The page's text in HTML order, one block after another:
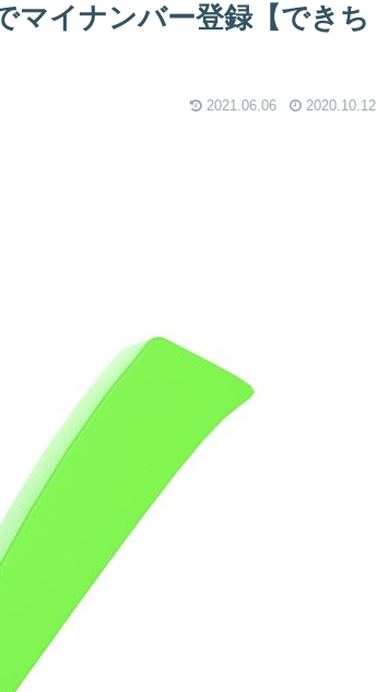
マイナンバー登録【できち
2021.06.06 2020.10.12